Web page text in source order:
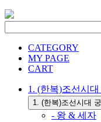
CATEGORY
MY PAGE
CART
1. (한복)조선시
1. (한복)조선시대
- 왕 & 세자